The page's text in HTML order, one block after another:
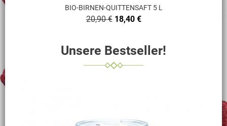
BIO-BIRNEN-QUITTENSAFT 5 L
Verkaufspreis
20,90 € Preis
18,40 €
Unsere Bestseller!